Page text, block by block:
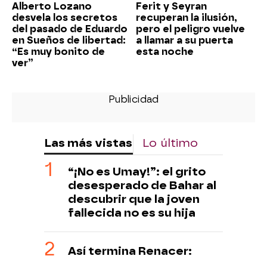
Alberto Lozano
desvela los secretos
del pasado de Eduardo
en Sueños de libertad:
“Es muy bonito de
ver”
Ferit y Seyran
recuperan la ilusión,
pero el peligro vuelve
a llamar a su puerta
esta noche
Las más vistas Lo último
“¡No es Umay!”: el grito
desesperado de Bahar al
descubrir que la joven
fallecida no es su hija
Así termina Renacer: